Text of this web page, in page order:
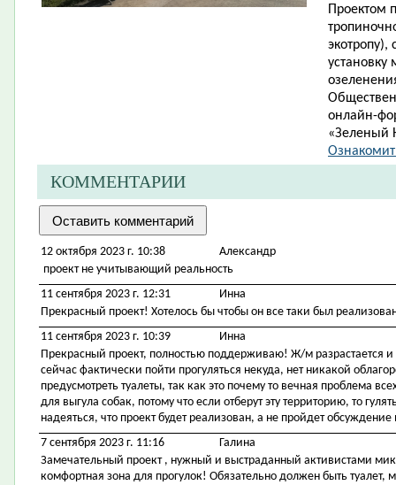
Проектом
экотропу),
онлайн-
«Зеленый
КОММЕНТАРИИ
12 октября 2023 г. 10:38
Александр
проект не учитывающий реальность
11 сентября 2023 г. 12:31
Инна
Прекрасный проект! Хотелось бы чтобы он все таки был
11 сентября 2023 г. 10:39
Инна
Прекрасный проект, полностью поддерживаю! Ж/м разрастается и
сейчас фактически пойти прогуляться некуда, нет никакой
предусмотреть туалеты, так как это почему то вечная проблема
для выгула собак, потому что если отберут эту территорию, то
надеяться, что проект будет реализован, а не пройдет
7 сентября 2023 г. 11:16
Галина
Замечательный проект , нужный и выстраданный активистами
комфортная зона для прогулок! Обязательно должен быть туалет,